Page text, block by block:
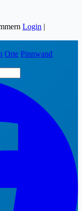
Login |
Orte Pinnwand